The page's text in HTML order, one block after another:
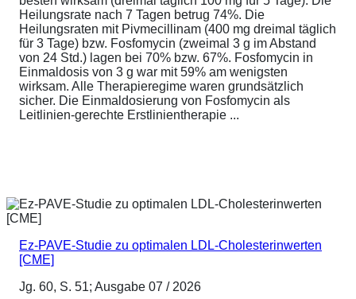
Heilungsrate nach 7 Tagen betrug 74%. Die
Heilungsraten mit Pivmecillinam (400 mg dreimal täglich
für 3 Tage) bzw. Fosfomycin (zweimal 3 g im Abstand
von 24 Std.) lagen bei 70% bzw. 67%. Fosfomycin in
Einmaldosis von 3 g war mit 59% am wenigsten
wirksam. Alle Therapieregime waren grundsätzlich
sicher. Die Einmaldosierung von Fosfomycin als
Leitlinien-gerechte Erstlinientherapie ...
Ez-PAVE-Studie zu optimalen LDL-Cholesterinwerten
[CME]
Jg. 60, S. 51; Ausgabe 07 / 2026